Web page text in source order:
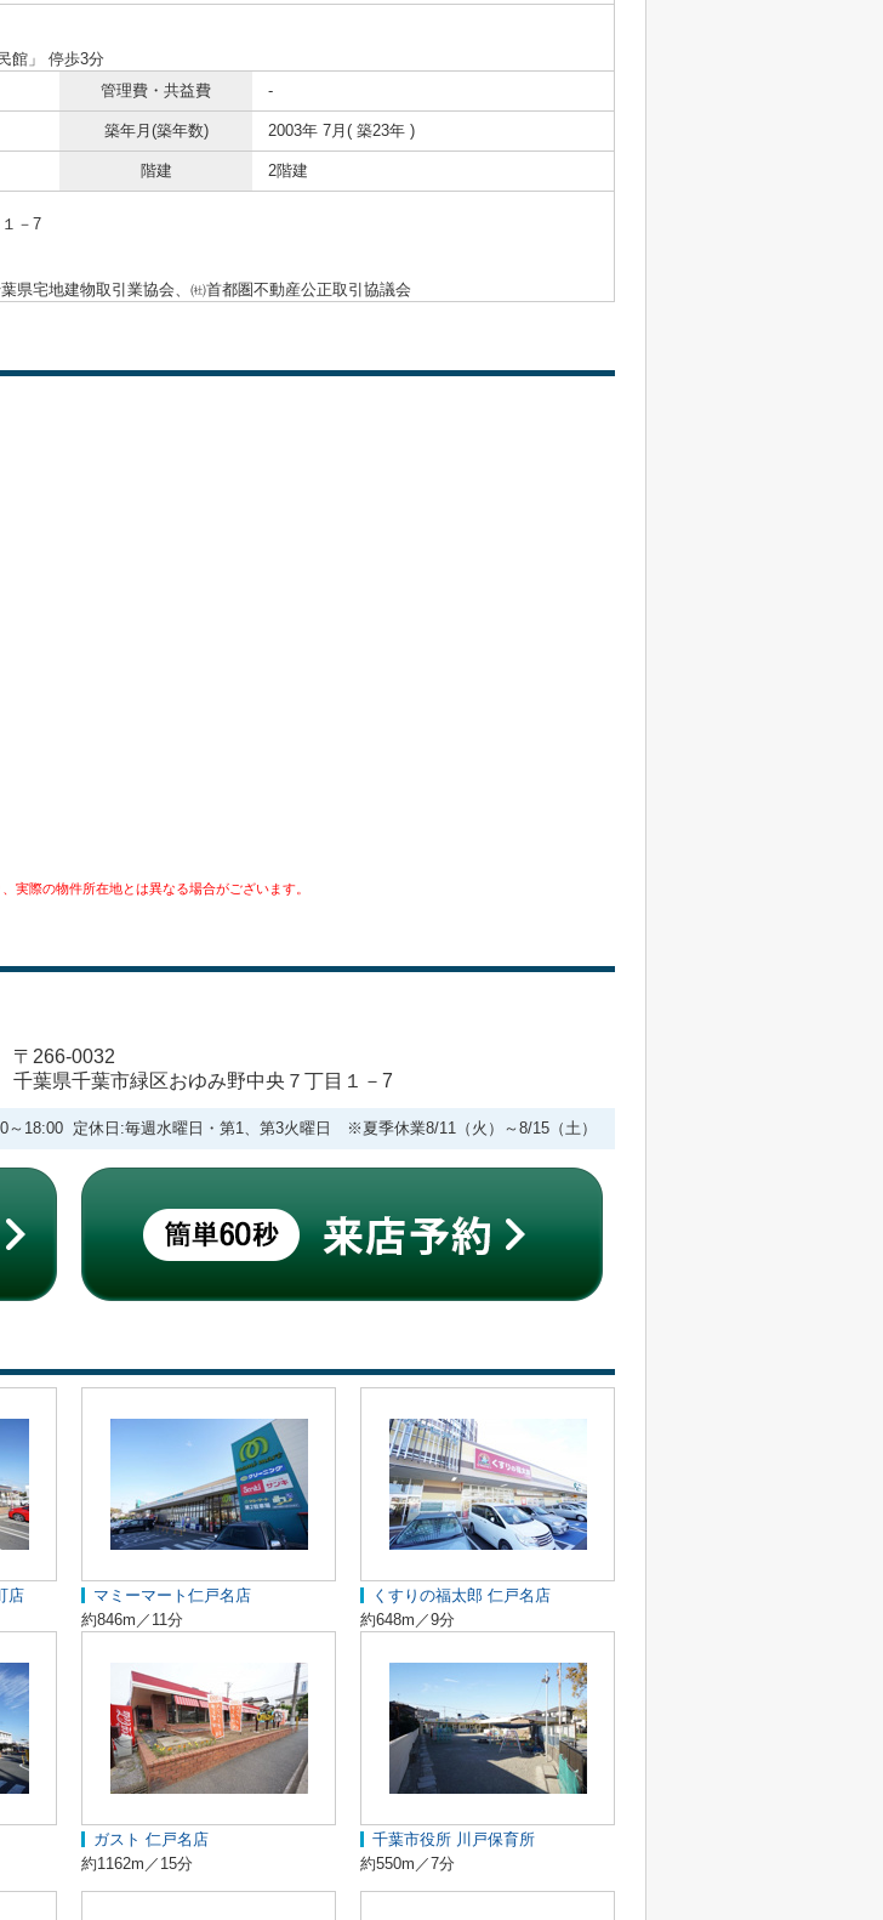
館」 停歩3分
管理費・共益費 -
築年月(築年数) 2003年 7月( 築23年 )
階建 2階建
－7
県宅地建物取引業協会、㈳首都圏不動産公正取引協議会
実際の物件所在地とは異なる場合がございます。
〒266-0032
千葉県千葉市緑区おゆみ野中央７丁目１－7
～18:00 定休日:毎週水曜日・第1、第3火曜日 ※夏季休業8/11（火）～8/15（土）
店
マミーマート仁戸名店
約846m／11分
くすりの福太郎 仁戸名店
約648m／9分
ガスト 仁戸名店
約1162m／15分
千葉市役所 川戸保育所
約550m／7分